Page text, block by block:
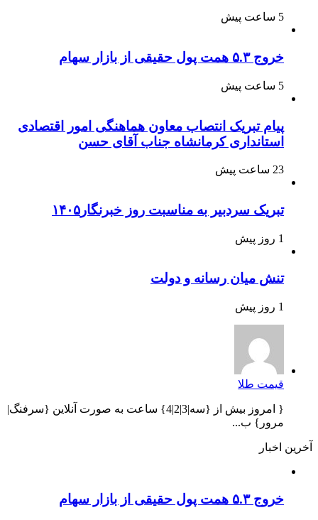
5 ساعت پیش
خروج ۵.۳ همت پول حقیقی از بازار سهام
5 ساعت پیش
پیام تبریک انتصاب معاون هماهنگی امور اقتصادی
استانداری کرمانشاه جناب آقای حسن
23 ساعت پیش
تبریک سردبیر به مناسبت روز خبرنگار۱۴۰۵
1 روز پیش
تنش میان رسانه و دولت
1 روز پیش
قیمت طلا
{ امروز بیش از {سه|3|2|4} ساعت به صورت آنلاین {سرفنگ|
مرور} ب...
آخرین اخبار
خروج ۵.۳ همت پول حقیقی از بازار سهام